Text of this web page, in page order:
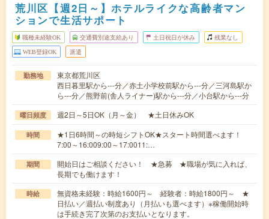
荒川区【週2日～】ホテルライクな高齢者マン
ションで生活サポート
職種未経験OK 交通費別途支給あり 土日祝日が休み 残業なし
WEB登録OK 派遣
勤務地
東京都荒川区
西日暮里駅から---分／赤土小学校前駅から---分／三河島駅か
ら---分／熊野前(舎人ライナー)駅から---分／小台駅から---分
曜日頻度 週2日～5日OK（月～金） ★土日休みOK
時間
★1日6時間～の時短シフトOK★スタート時間選べます！
7:00～16:009:00～17:0011:…
期間
開始日はご相談ください！ ★急募 ★職場が気に入れば、
長期でも働けます！
時給
無資格未経験：時給1600円～ 経験者：時給1800円～ ★
日払い／週払い制度あり（月払いも選べます）※稼働開始時
は手続き完了次第のお支払いとなります。